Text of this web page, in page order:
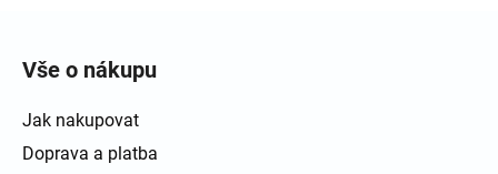
Vše o nákupu
Jak nakupovat
Doprava a platba